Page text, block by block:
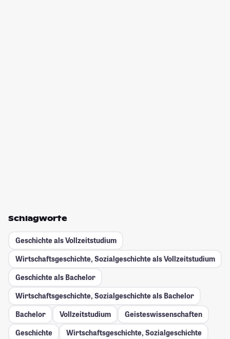
Schlagworte
Geschichte als Vollzeitstudium
Wirtschaftsgeschichte, Sozialgeschichte als Vollzeitstudium
Geschichte als Bachelor
Wirtschaftsgeschichte, Sozialgeschichte als Bachelor
Bachelor
Vollzeitstudium
Geisteswissenschaften
Geschichte
Wirtschaftsgeschichte, Sozialgeschichte